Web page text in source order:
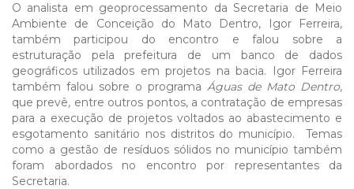
O analista em geoprocessamento da Secretaria de Meio
Ambiente de Conceição do Mato Dentro, Igor Ferreira,
também participou do encontro e falou sobre a
estruturação pela prefeitura de um banco de dados
geográficos utilizados em projetos na bacia. Igor Ferreira
também falou sobre o programa Águas de Mato Dentro,
que prevê, entre outros pontos, a contratação de empresas
para a execução de projetos voltados ao abastecimento e
esgotamento sanitário nos distritos do município. Temas
como a gestão de resíduos sólidos no município também
foram abordados no encontro por representantes da
Secretaria.